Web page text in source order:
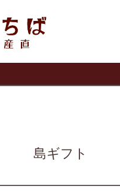
島ギフト